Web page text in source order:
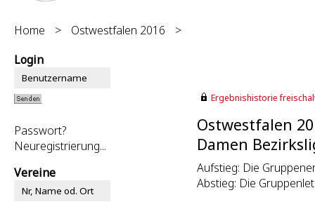
Home > Ostwestfalen 2016
>
Login
Passwort?
Neuregistrierung...
Vereine
Ergebnishistorie
Ostwestfalen
Damen
Aufstieg: Die
Abstieg: Die